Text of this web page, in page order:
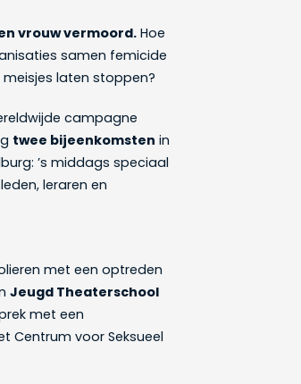
vrouw vermoord. Hoe
samen femicide
laten stoppen?
campagne
twee bijeenkomsten in
’s middags speciaal
leraren en
met een optreden
Jeugd Theaterschool
met een
Centrum voor Seksueel